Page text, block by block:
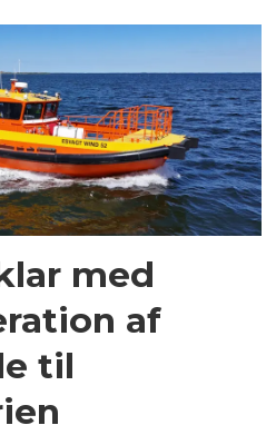
med
af
til